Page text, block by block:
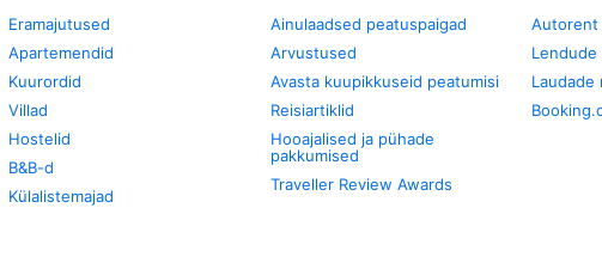
Eramajutused
Apartemendid
Kuurordid
Villad
Hostelid
B&B-d
Külalistemajad
Ainulaadsed peatuspaigad
Arvustused
Avasta kuupikkuseid peatumisi
Reisiartiklid
Hooajalised ja pühade
pakkumised
Traveller Review Awards
Autorent
Lendude
Laudade